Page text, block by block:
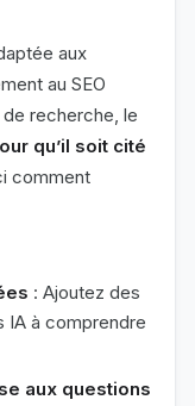
aux
au SEO
recherche, le
qu’il soit cité
comment
: Ajoutez des
IA à comprendre
aux questions